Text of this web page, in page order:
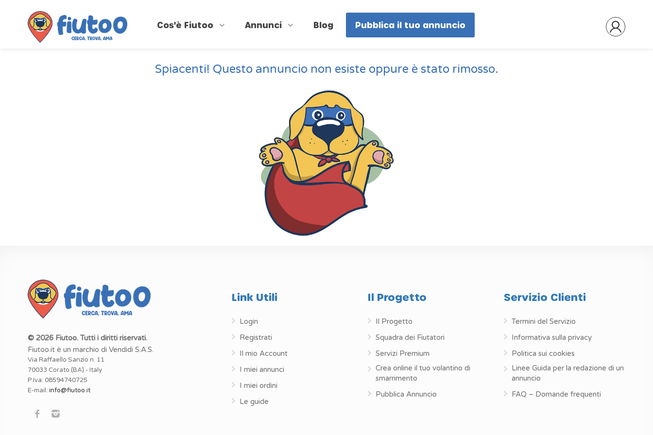
Cos'è Fiutoo Annunci Blog Pubblica il tuo annuncio
Spiacenti! Questo annuncio non esiste oppure è stato rimosso.
© 2026 Fiutoo. Tutti i diritti riservati.
Fiutoo.it è un marchio di Vendidi S.A.S.
Via Raffaello Sanzio n. 11
70033 Corato (BA) - Italy
P.Iva: 08594740725
E-mail: info@fiutoo.it
Link Utili
Login
Registrati
Il mio Account
I miei annunci
I miei ordini
Le guide
Il Progetto
Il Progetto
Squadra dei Fiutatori
Servizi Premium
Crea online il tuo volantino di
smarrimento
Pubblica Annuncio
Servizio Clienti
Termini del Servizio
Informativa sulla privacy
Politica sui cookies
Linee Guida per la redazione di un
annuncio
FAQ – Domande frequenti